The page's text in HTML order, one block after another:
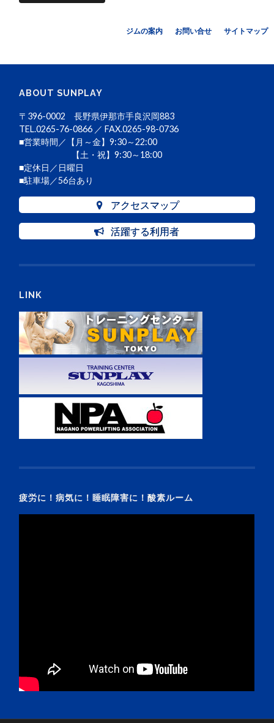
サイトマップ
お問い合せ
ジムの案内
ABOUT SUNPLAY
〒396-0002 長野県伊那市手良沢岡883
TEL.0265-76-0866 ／ FAX.0265-98-0736
■営業時間／【月～金】9:30～22:00
【土・祝】9:30～18:00
■定休日／日曜日
■駐車場／56台あり
アクセスマップ
活躍する利用者
LINK
疲労に！病気に！睡眠障害に！酸素ルーム